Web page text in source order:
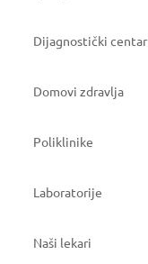
Dijagnostički centar
Domovi zdravlja
Poliklinike
Laboratorije
Naši lekari